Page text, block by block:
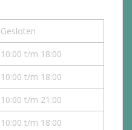
Gesloten
10:00 t/m 18:00
10:00 t/m 18:00
10:00 t/m 21:00
10:00 t/m 18:00